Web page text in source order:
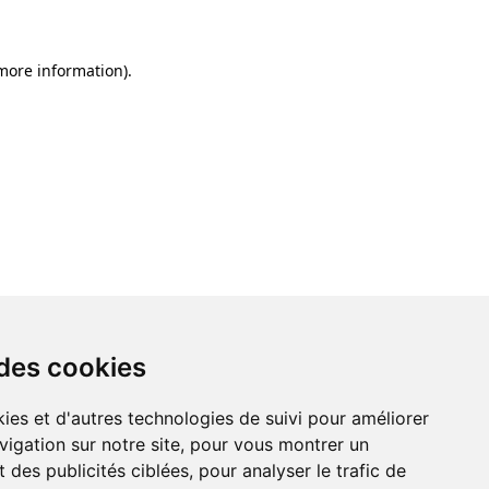
cookies
et d'autres technologies de suivi pour améliorer
sur notre site, pour vous montrer un
des publicités ciblées, pour analyser le trafic de
information).